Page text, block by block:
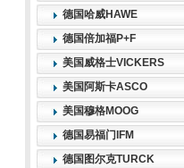
德国哈威HAWE
德国倍加福P+F
美国威格士VICKERS
美国阿斯卡ASCO
美国穆格MOOG
德国易福门IFM
德国图尔克TURCK